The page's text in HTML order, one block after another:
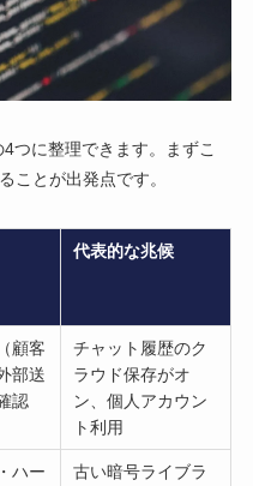
つに整理できます。まずこ
ことが出発点です。
代表的な兆候
顧客
部送
認
チャット履歴のク
ラウド保存がオ
ン、個人アカウン
ト利用
ハー
古い暗号ライブラ